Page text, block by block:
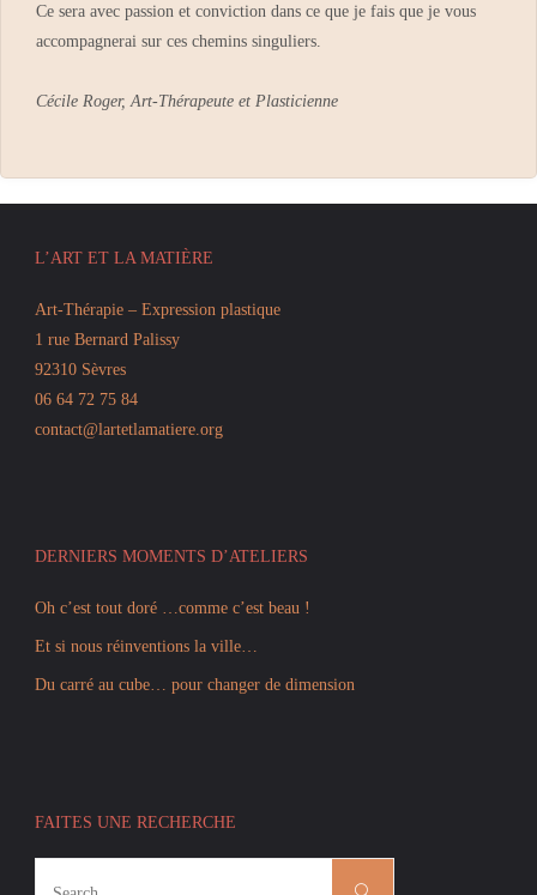
Ce sera avec passion et conviction dans ce que je fais que je vous
accompagnerai sur ces chemins singuliers.
Cécile Roger, Art-Thérapeute et Plasticienne
L’ART ET LA MATIÈRE
Art-Thérapie – Expression plastique
1 rue Bernard Palissy
92310 Sèvres
06 64 72 75 84
contact@lartetlamatiere.org
DERNIERS MOMENTS D’ATELIERS
Oh c’est tout doré …comme c’est beau !
Et si nous réinventions la ville…
Du carré au cube… pour changer de dimension
FAITES UNE RECHERCHE